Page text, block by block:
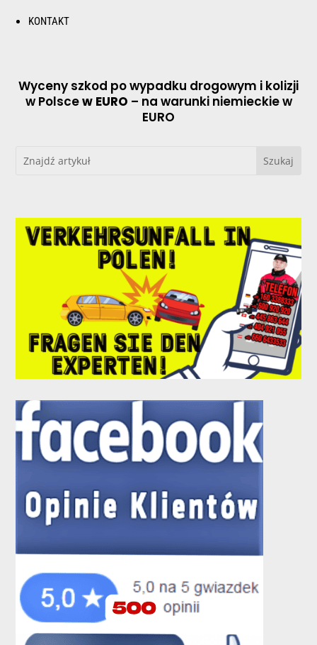
KONTAKT
Wyceny szkod po wypadku drogowym i kolizji
w Polscew EURO – na warunki niemieckie w
EURO